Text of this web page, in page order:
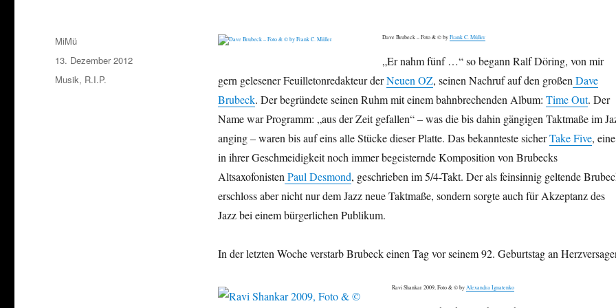
Dave Brubeck – Foto & © by Frank C. Müller
„Er nahm fünf …“ so begann Ralf Döring, von mir
gern gelesener Feuilletonredakteur derNeuen OZ, seinen Nachruf auf den großen Dave
Brubeck. Der begründete seinen Ruhm mit einem bahnbrechenden Album: Time Out. Der
Name war Programm: „aus der Zeit gefallen“ – was die bis dahin gängigen Taktmaße im
anging – waren bis auf eins alle Stücke dieser Platte. Das bekannteste sicherTake Five, eine
in ihrer Geschmeidigkeit noch immer begeisternde Komposition von Brubecks
Altsaxofonisten Paul Desmond, geschrieben im 5/4-Takt. Der als feinsinnig geltende
erschloss aber nicht nur dem Jazz neue Taktmaße, sondern sorgte auch für Akzeptanz des
Jazz bei einem bürgerlichen Publikum.
In der letzten Woche verstarb Brubeck einen Tag vor seinem 92. Geburtstag an
Ravi Shankar 2009, Foto & © by Alexandra Ignatenko
Autor
MiMü
Veröffentlicht
am
13. Dezember 2012
Kategorien
Musik, R.I.P.